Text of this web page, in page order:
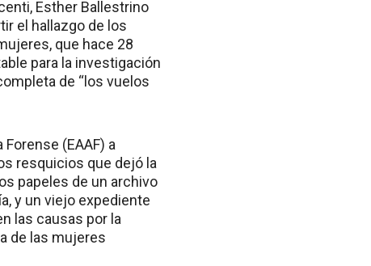
Esther Ballestrino
el hallazgo de los
que hace 28
para la investigación
de “los vuelos
(EAAF) a
resquicios que dejó la
papeles de un archivo
y un viejo expediente
las causas por la
de las mujeres